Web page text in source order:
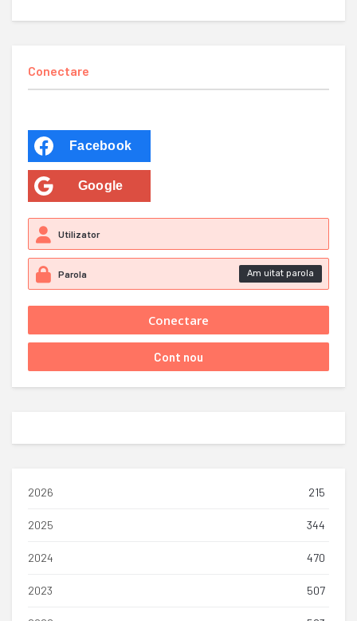
Conectare
Facebook
Google
Am uitat parola
2026 215
2025 344
2024 470
2023 507